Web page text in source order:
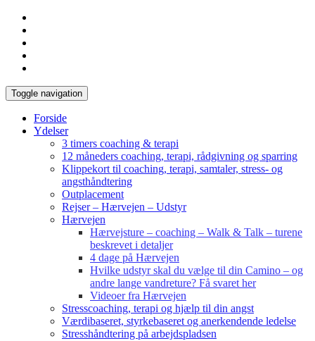
Toggle navigation
Forside
Ydelser
3 timers coaching & terapi
12 måneders coaching, terapi, rådgivning og sparring
Klippekort til coaching, terapi, samtaler, stress- og
angsthåndtering
Outplacement
Rejser – Hærvejen – Udstyr
Hærvejen
Hærvejsture – coaching – Walk & Talk – turene
beskrevet i detaljer
4 dage på Hærvejen
Hvilke udstyr skal du vælge til din Camino – og
andre lange vandreture? Få svaret her
Videoer fra Hærvejen
Stresscoaching, terapi og hjælp til din angst
Værdibaseret, styrkebaseret og anerkendende ledelse
Stresshåndtering på arbejdspladsen